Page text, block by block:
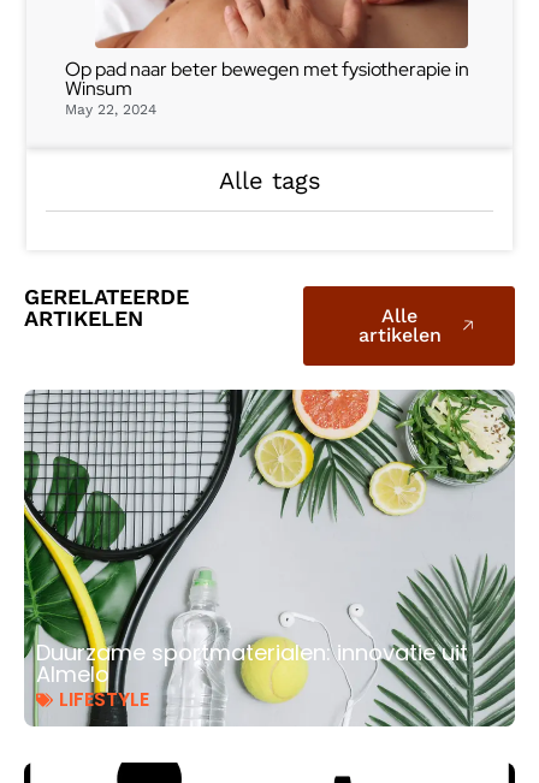
Op pad naar beter bewegen met fysiotherapie in
Winsum
May 22, 2024
Alle tags
GERELATEERDE
ARTIKELEN
Alle
artikelen
Duurzame sportmaterialen: innovatie uit
Almelo
LIFESTYLE